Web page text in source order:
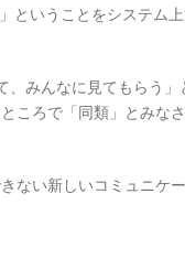
ということをシステム
みんなに見てもらう
ころで「同類」とみな
ない新しいコミュニケ